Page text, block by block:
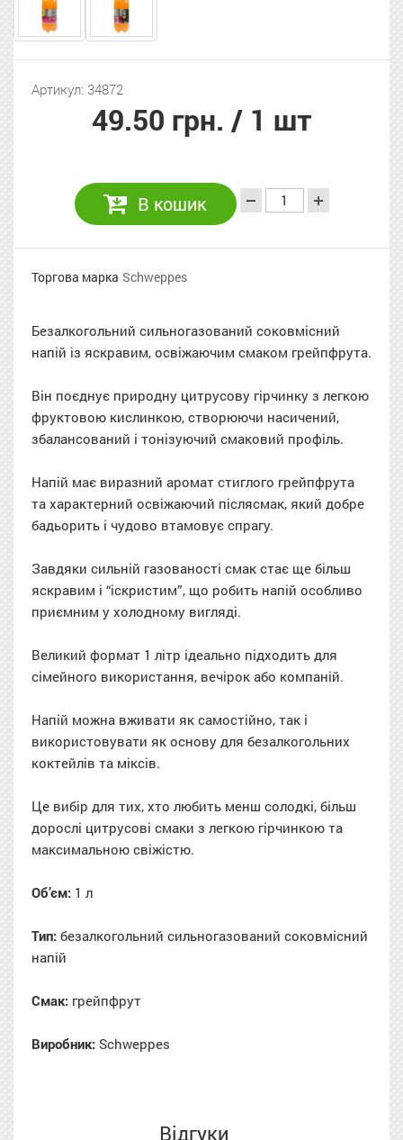
Артикул: 34872
49.50 грн. / 1 шт
В кошик
Торгова марка Schweppes
Безалкогольний сильногазований соковмісний
напій із яскравим, освіжаючим смаком грейпфрута.
Він поєднує природну цитрусову гірчинку з легкою
фруктовою кислинкою, створюючи насичений,
збалансований і тонізуючий смаковий профіль.
Напій має виразний аромат стиглого грейпфрута
та характерний освіжаючий післясмак, який добре
бадьорить і чудово втамовує спрагу.
Завдяки сильній газованості смак стає ще більш
яскравим і “іскристим”, що робить напій особливо
приємним у холодному вигляді.
Великий формат 1 літр ідеально підходить для
сімейного використання, вечірок або компаній.
Напій можна вживати як самостійно, так і
використовувати як основу для безалкогольних
коктейлів та міксів.
Це вибір для тих, хто любить менш солодкі, більш
дорослі цитрусові смаки з легкою гірчинкою та
максимальною свіжістю.
Об’єм: 1 л
Тип: безалкогольний сильногазований соковмісний
напій
Смак: грейпфрут
Виробник: Schweppes
Відгуки